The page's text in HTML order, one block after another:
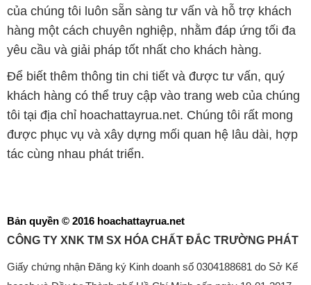
của chúng tôi luôn sẵn sàng tư vấn và hỗ trợ khách
hàng một cách chuyên nghiệp, nhằm đáp ứng tối đa
yêu cầu và giải pháp tốt nhất cho khách hàng.
Để biết thêm thông tin chi tiết và được tư vấn, quý
khách hàng có thể truy cập vào trang web của chúng
tôi tại địa chỉ hoachattayrua.net. Chúng tôi rất mong
được phục vụ và xây dựng mối quan hệ lâu dài, hợp
tác cùng nhau phát triển.
Bản quyền © 2016 hoachattayrua.net
CÔNG TY XNK TM SX HÓA CHẤT ĐẮC TRƯỜNG PHÁT
Giấy chứng nhận Đăng ký Kinh doanh số 0304188681 do Sở Kế